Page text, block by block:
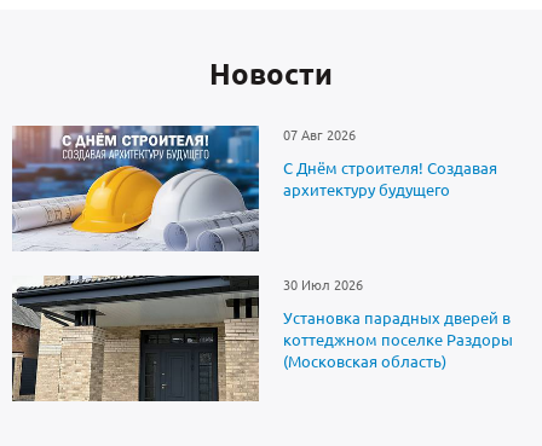
Новоcти
07 Авг 2026
С Днём строителя! Создавая
архитектуру будущего
30 Июл 2026
Установка парадных дверей в
коттеджном поселке Раздоры
(Московская область)